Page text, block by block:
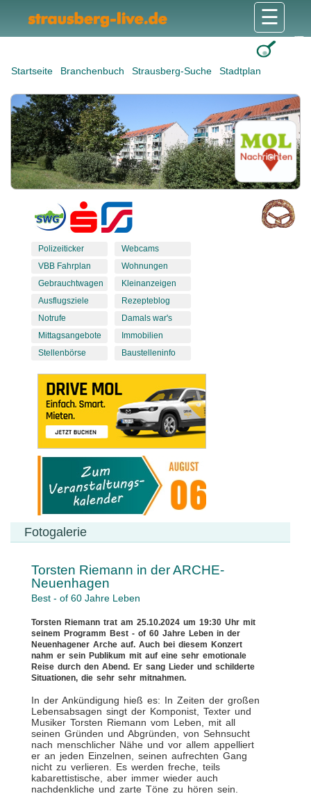
Startseite Branchenbuch Strausberg-Suche Stadtplan
☰
Polizeiticker
VBB Fahrplan
Gebrauchtwagen
Ausflugsziele
Notrufe
Mittagsangebote
Stellenbörse
Webcams
Wohnungen
Kleinanzeigen
Rezepteblog
Damals war's
Immobilien
Baustelleninfo
Fotogalerie
Torsten Riemann in der ARCHE-
Neuenhagen
Best - of 60 Jahre Leben
Torsten Riemann trat am 25.10.2024 um 19:30 Uhr mit
seinem Programm Best - of 60 Jahre Leben in der
Neuenhagener Arche auf. Auch bei diesem Konzert
nahm er sein Publikum mit auf eine sehr emotionale
Reise durch den Abend. Er sang Lieder und schilderte
Situationen, die sehr sehr mitnahmen.
In der Ankündigung hieß es: In Zeiten der großen
Lebensabsagen singt der Komponist, Texter und
Musiker Torsten Riemann vom Leben, mit all
seinen Gründen und Abgründen, von Sehnsucht
nach menschlicher Nähe und vor allem appelliert
er an jeden Einzelnen, seinen aufrechten Gang
nicht zu verlieren. Es werden freche, teils
kabarettistische, aber immer wieder auch
nachdenkliche und zarte Töne zu hören sein.